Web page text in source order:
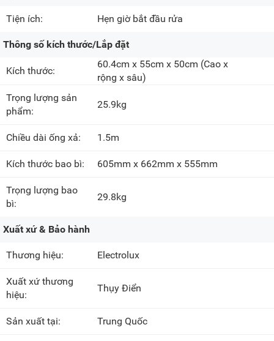
Tiện ích: Hẹn giờ bắt đầu rửa
Thông số kích thước/Lắp đặt
Kích thước:
60.4cm x 55cm x 50cm (Cao x
rộng x sâu)
Trọng lượng sản
phẩm:
25.9kg
Chiều dài ống xả: 1.5m
Kích thước bao bì: 605mm x 662mm x 555mm
Trọng lượng bao
bì:
29.8kg
Xuất xứ & Bảo hành
Thương hiệu: Electrolux
Xuất xứ thương
hiệu:
Thụy Điển
Sản xuất tại: Trung Quốc